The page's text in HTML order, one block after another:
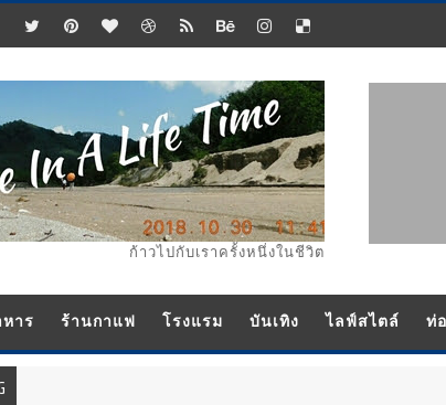
ก้าวไปกับเราครั้งหนึ่งในชีวิต
าร ร้านกาแฟ โรงแรม บันเทิง ไลฟ์สไตล์ ท่